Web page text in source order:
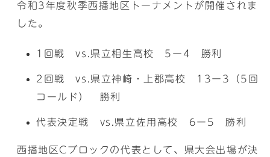
令和3年度秋季西播地区トーナメントが開催されま
した。
1回戦 vs.県立相生高校 5ー4 勝利
2回戦 vs.県立神崎・上郡高校 13ー3（5回
コールド） 勝利
代表決定戦 vs.県立佐用高校 6ー5 勝利
西播地区Cブロックの代表として、県大会出場が決